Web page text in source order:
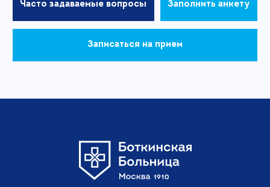
Часто задаваемые вопросы Заполнить анкету
Записаться на прием